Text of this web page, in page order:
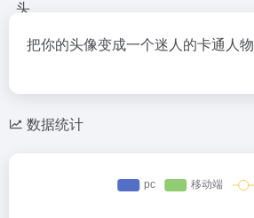
把你的头像变成一个迷人的卡通人物
数据统计